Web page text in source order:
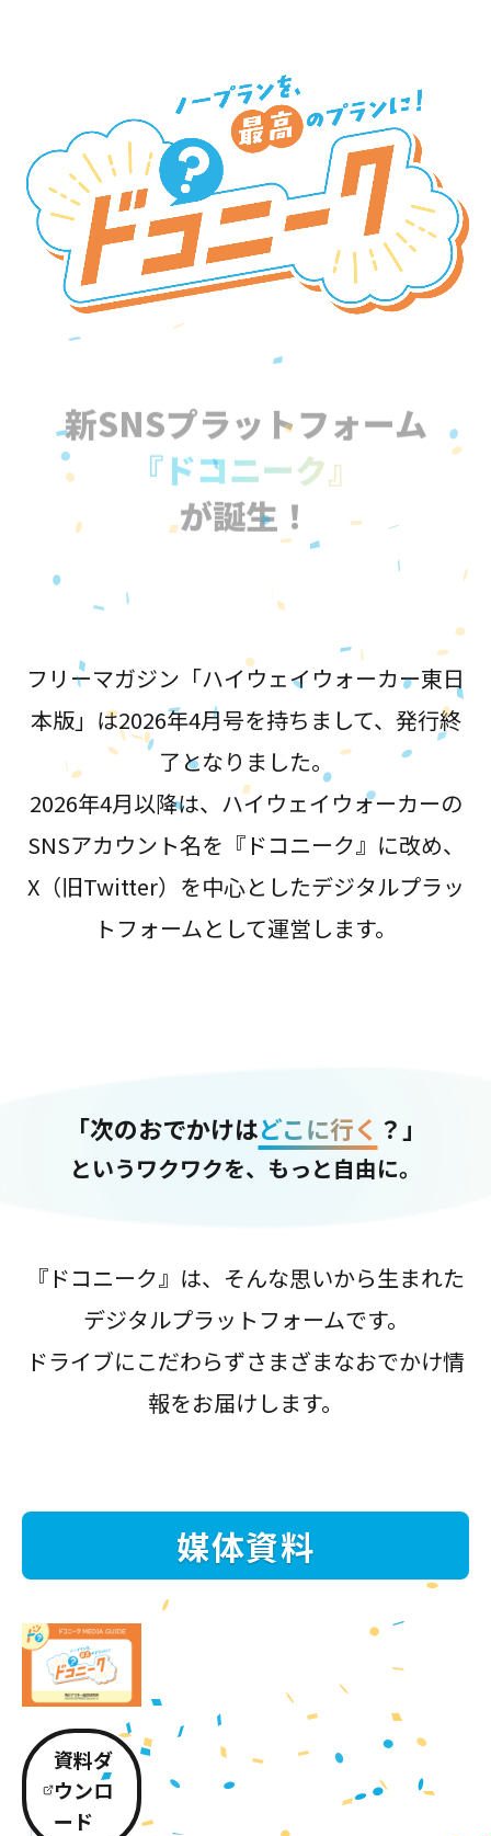
新SNSプラットフォーム
『ドコニーク』
が誕生！
フリーマガジン「ハイウェイウォーカー東日
本版」は2026年4月号を持ちまして、発行終
了となりました。
2026年4月以降は、ハイウェイウォーカーの
SNSアカウント名を『ドコニーク』に改め、
X（旧Twitter）を中心としたデジタルプラッ
トフォームとして運営します。
「次のおでかけはどこに行く ？」
というワクワクを、もっと自由に。
『ドコニーク』は、そんな思いから生まれた
デジタルプラットフォームです。
ドライブにこだわらずさまざまなおでかけ情
報をお届けします。
媒体資料
資料ダ
ウンロ
ード